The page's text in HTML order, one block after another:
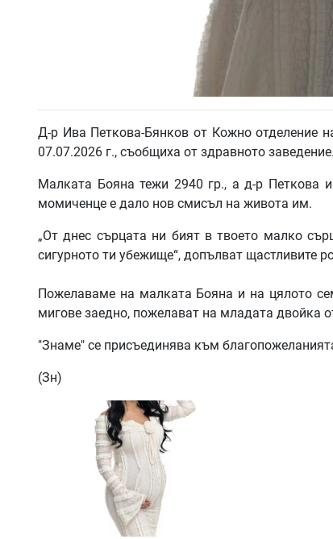
Д-р Ива Петкова-Бянков от Кожно
07.07.2026 г., съобщиха от здравното заведение.
Малката Бояна тежи 2940 гр., а д-р Петкова
момиченце е дало нов смисъл на живота им.
„От днес сърцата ни бият в твоето малко
сигурното ти убежище“, допълват щастливите
Пожелаваме на малката Бояна и на цялото
мигове заедно, пожелават на младата двойка
"Знаме" се присъединява към
(Зн)